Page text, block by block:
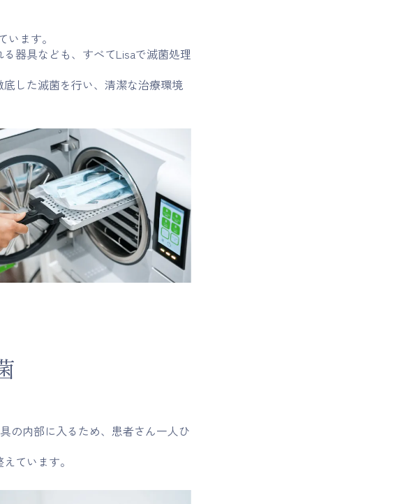
ます。
器具なども、すべてLisaで滅菌処理
した滅菌を行い、清潔な治療環境
の内部に入るため、患者さん一人ひ
ています。